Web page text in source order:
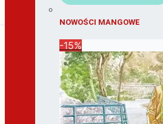
NOWOŚCI MANGOWE
-15%